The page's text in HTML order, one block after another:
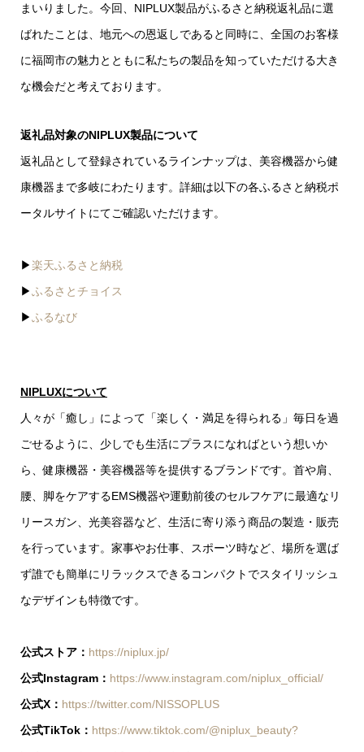
まいりました。今回、NIPLUX製品がふるさと納税返礼品に選
ばれたことは、地元への恩返しであると同時に、全国のお客様
に福岡市の魅力とともに私たちの製品を知っていただける大き
な機会だと考えております。
返礼品対象のNIPLUX製品について
返礼品として登録されているラインナップは、美容機器から健
康機器まで多岐にわたります。詳細は以下の各ふるさと納税ポ
ータルサイトにてご確認いただけます。
▶︎楽天ふるさと納税
▶︎ふるさとチョイス
▶︎ふるなび
NIPLUXについて
人々が「癒し」によって「楽しく・満足を得られる」毎日を過
ごせるように、少しでも生活にプラスになればという想いか
ら、健康機器・美容機器等を提供するブランドです。首や肩、
腰、脚をケアするEMS機器や運動前後のセルフケアに最適なリ
リースガン、光美容器など、生活に寄り添う商品の製造・販売
を行っています。家事やお仕事、スポーツ時など、場所を選ば
ず誰でも簡単にリラックスできるコンパクトでスタイリッシュ
なデザインも特徴です。
公式ストア： https://niplux.jp/
公式Instagram： https://www.instagram.com/niplux_official/
公式X： https://twitter.com/NISSOPLUS
公式TikTok： https://www.tiktok.com/@niplux_beauty?